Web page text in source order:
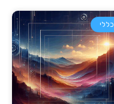
כללי